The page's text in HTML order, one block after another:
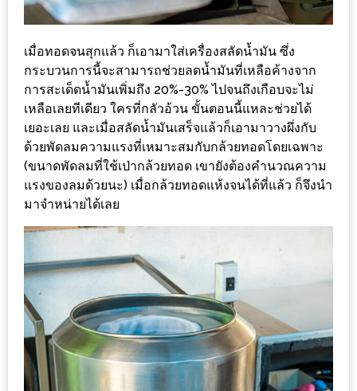
FACEBOOK
POLICY
OKTOBERFEST
ครั้ง
ที่
2
เทศกาล
เบียร์
ที่
ใหญ่
ที่สุด
ใน
โลก
กับ
โรง
เมื่อทอดจนสุกแล้ว ก็เอามาใส่เครื่องสลัดน้ำมัน ซึ่ง
กระบวนการนี้จะสามารถช่วยลดน้ำมันที่เหลือค้างจาก
การสะเด็ดน้ำมันเพิ่มถึง 20%-30% ไปจนถึงเกือบจะไม่
เหลือเลยทีเดียว ใครที่กลัวอ้วน ขั้นตอนนี้แหละช่วยได้
เยอะเลย และเมื่อสลัดน้ำมันเสร็จแล้วก็เอามาวางผึ่งกับ
ด้วยพัดลมความแรงที่เหมาะสมกับกล้วยทอดโดยเฉพาะ
(ขนาดพัดลมที่ใช้เป่ากล้วยทอด เขายังต้องคำนวณความ
แรงของลมด้วยนะ) เมื่อกล้วยทอดแห้งจนได้ที่แล้ว ก็จึงนำ
มาจำหน่ายได้เลย